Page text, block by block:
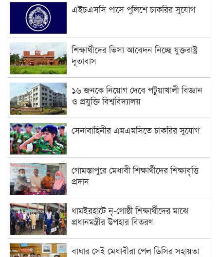
এইচএসসি পাসে পুলিশে চাকরির সুযোগ
শিক্ষার্থীদের ভিসা আবেদন নিচ্ছে যুক্তরাষ্ট্র
দূতাবাস
১৬ জনকে নিয়োগ দেবে পটুয়াখালী বিজ্ঞান
ও প্রযুক্তি বিশ্ববিদ্যালয়
সেনাবাহিনীর এমএমসিতে চাকরির সুযোগ
গোমস্তাপুরে মেধাবী শিক্ষার্থীদের শিক্ষাবৃত্তি
প্রদান
ধামইরহাটে নৃ-গোষ্ঠী শিক্ষার্থীদের মাঝে
প্রধানমন্ত্রীর উপহার বিতরণ
বাঘার সেই মেধাবীরা পেল ডিসির সহায়তা